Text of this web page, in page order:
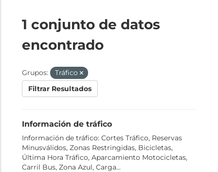
1 conjunto de datos
encontrado
Grupos:
Tráfico
Filtrar Resultados
Información de tráfico
Información de tráfico: Cortes Tráfico, Reservas
Minusválidos, Zonas Restringidas, Bicicletas,
Última Hora Tráfico, Aparcamiento Motocicletas,
Carril Bus, Zona Azul, Carga...